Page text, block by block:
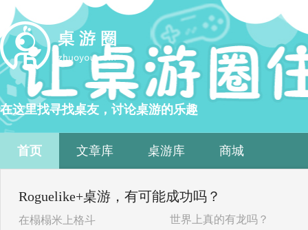
在这里找寻找桌友，讨论桌游的乐趣
首页 文章库 桌游库 商城
Roguelike+桌游，有可能成功吗？
在榻榻米上格斗 世界上真的有龙吗？